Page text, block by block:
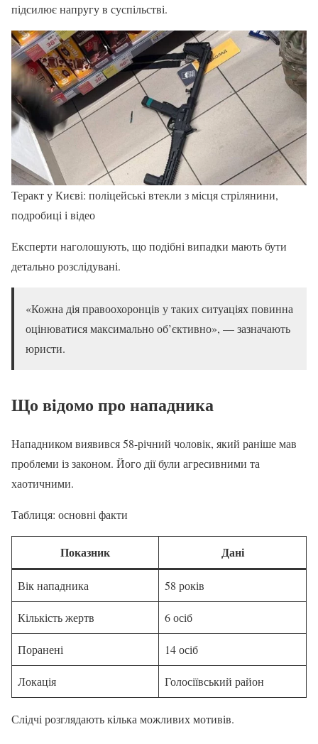
підсилює напругу в суспільстві.
Теракт у Києві: поліцейські втекли з місця стрілянини,
подробиці і відео
Експерти наголошують, що подібні випадки мають бути
детально розслідувані.
«Кожна дія правоохоронців у таких ситуаціях повинна
оцінюватися максимально об’єктивно», — зазначають
юристи.
Що відомо про нападника
Нападником виявився 58-річний чоловік, який раніше мав
проблеми із законом. Його дії були агресивними та
хаотичними.
Таблиця: основні факти
Показник Дані
Вік нападника 58 років
Кількість жертв 6 осіб
Поранені 14 осіб
Локація Голосіївський район
Слідчі розглядають кілька можливих мотивів.